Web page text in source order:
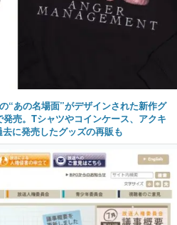
“あの名場面”がデザインされた新作グ
売。Tシャツやコインケース、アクキ
に発売したグッズの再販も